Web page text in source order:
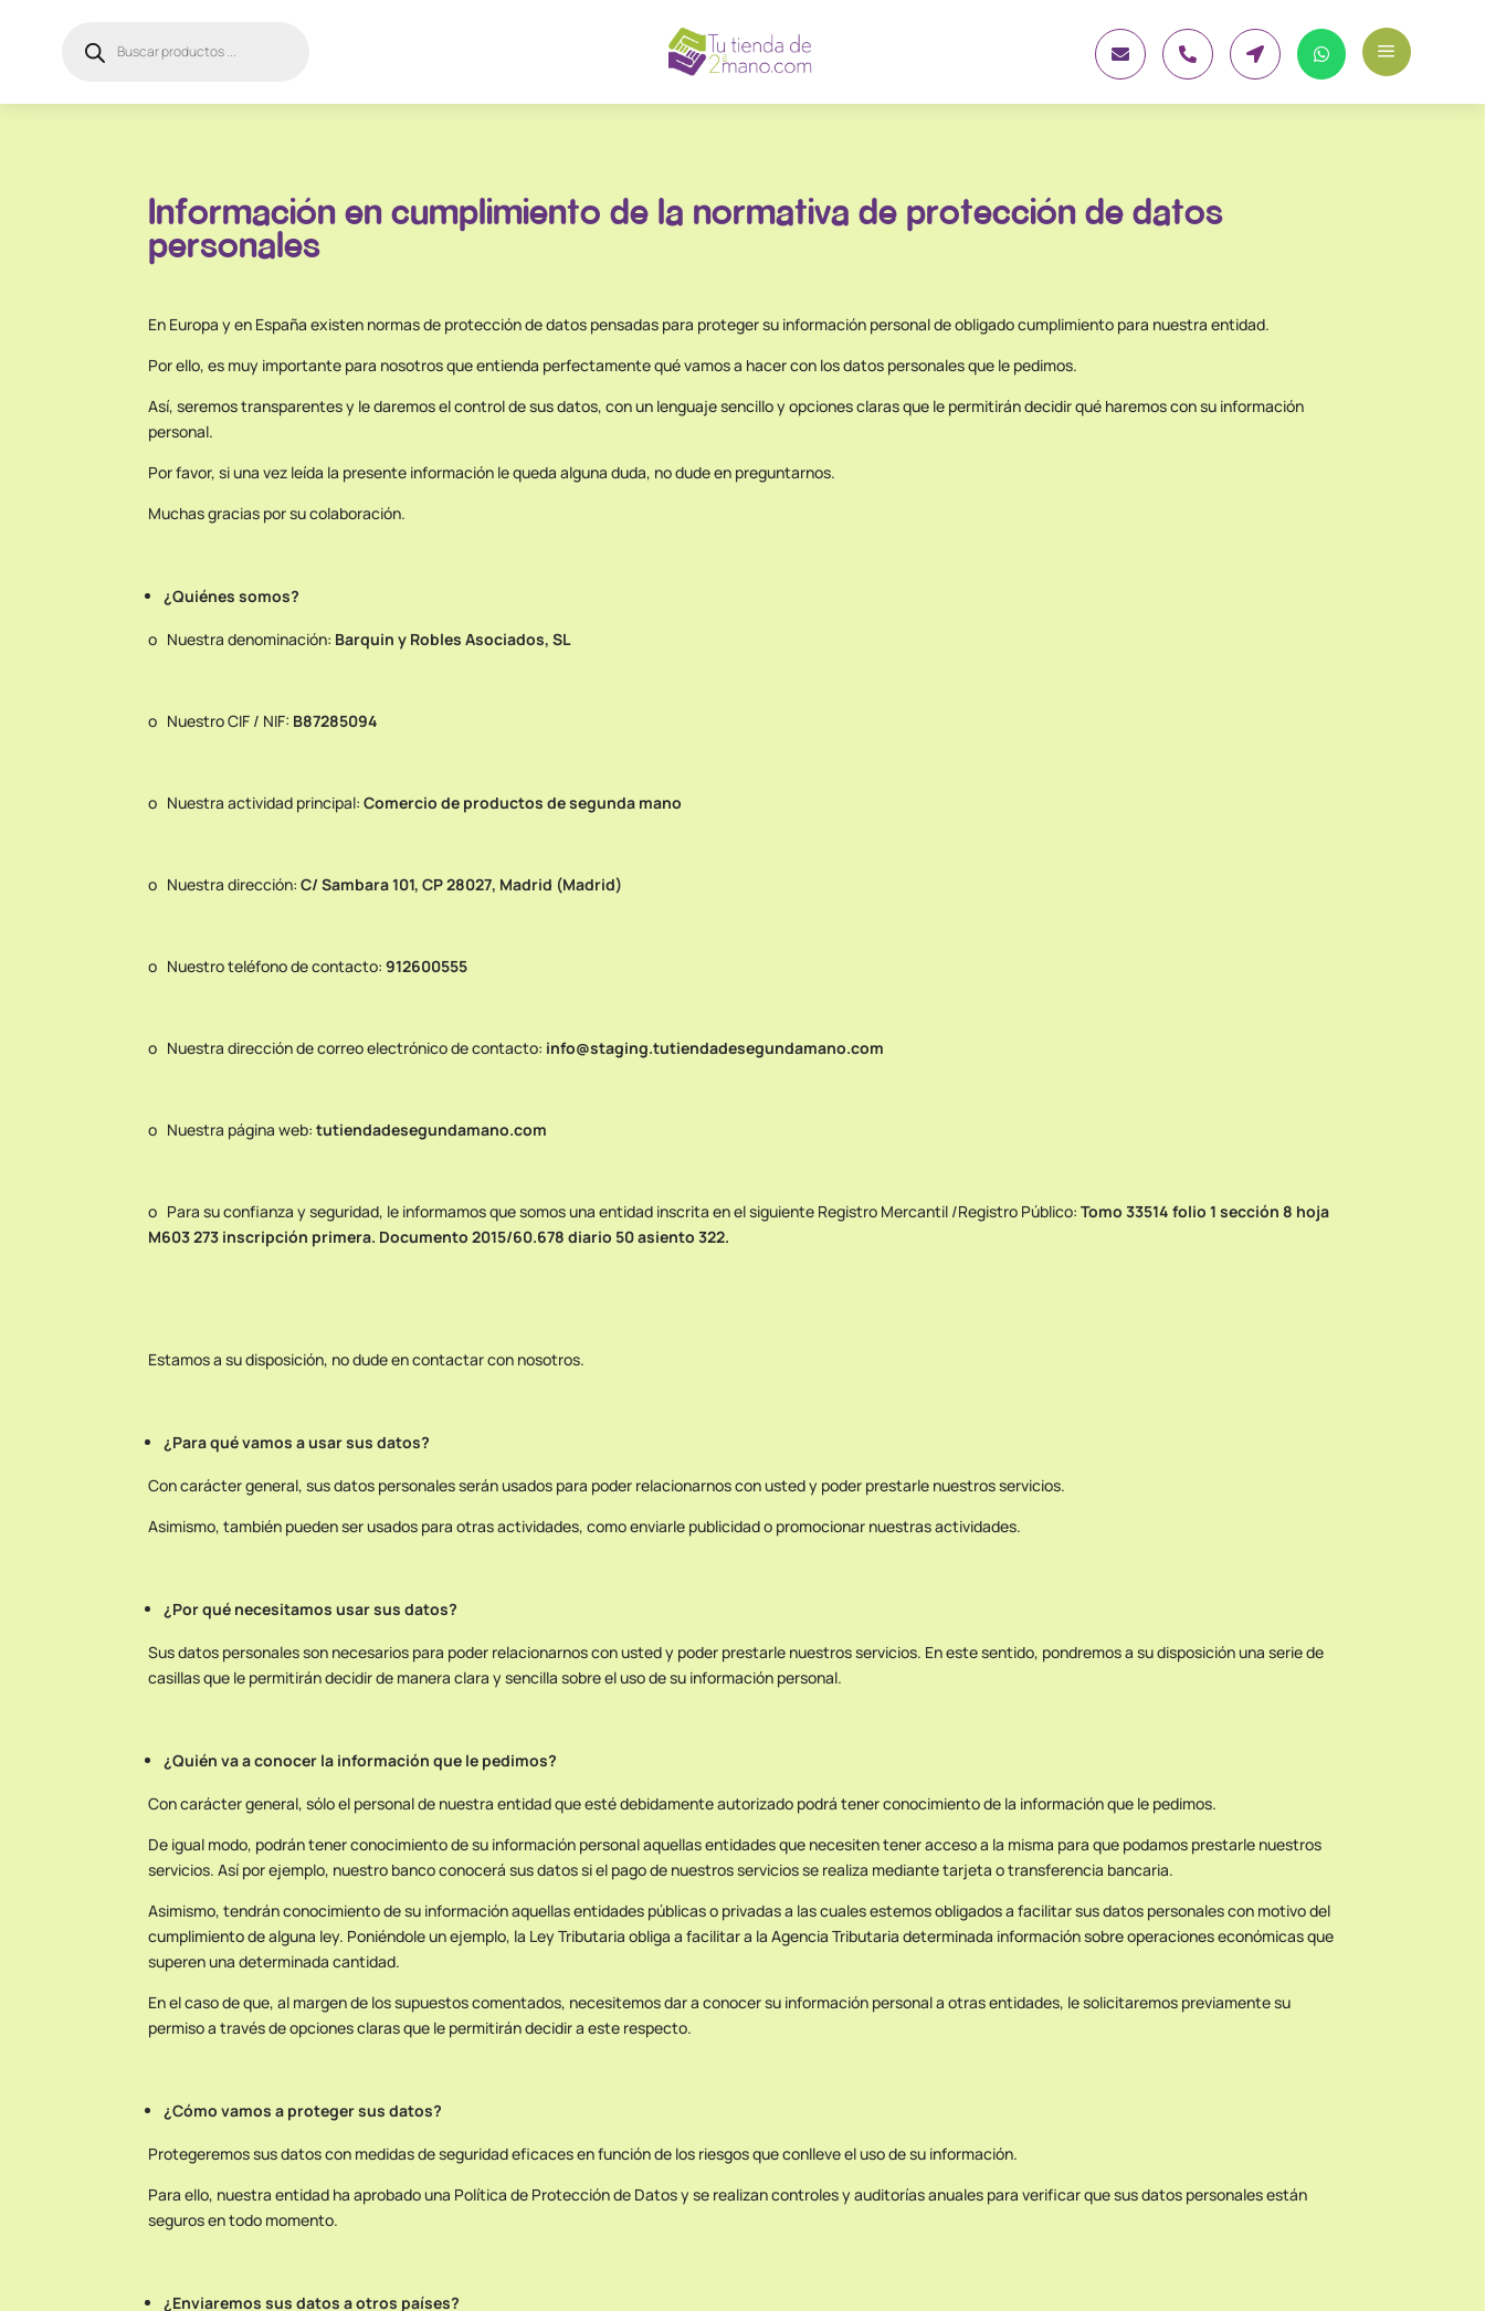
productos     a
Información en cumplimiento de la normativa de protección de datos
personales
En Europa y en España existen normas de protección de datos pensadas para proteger su información personal de obligado cumplimiento para nuestra entidad.
Por ello, es muy importante para nosotros que entienda perfectamente qué vamos a hacer con los datos personales que le pedimos.
Así, seremos transparentes y le daremos el control de sus datos, con un lenguaje sencillo y opciones claras que le permitirán decidir qué haremos con su información
personal.
Por favor, si una vez leída la presente información le queda alguna duda, no dude en preguntarnos.
Muchas gracias por su colaboración.
¿Quiénes somos?
o Nuestra denominación: Barquin y Robles Asociados, SL
o Nuestro CIF / NIF: B87285094
o Nuestra actividad principal: Comercio de productos de segunda mano
o Nuestra dirección:C/ Sambara 101, CP 28027, Madrid (Madrid)
o Nuestro teléfono de contacto:912600555
o Nuestra dirección de correo electrónico de contacto: info@staging.tutiendadesegundamano.com
o Nuestra página web:tutiendadesegundamano.com
o Para su confianza y seguridad, le informamos que somos una entidad inscrita en el siguiente Registro Mercantil /Registro Público:Tomo 33514 folio 1 sección 8 hoja
M603 273 inscripción primera. Documento 2015/60.678 diario 50 asiento 322.
Estamos a su disposición, no dude en contactar con nosotros.
¿Para qué vamos a usar sus datos?
Con carácter general, sus datos personales serán usados para poder relacionarnos con usted y poder prestarle nuestros servicios.
Asimismo, también pueden ser usados para otras actividades, como enviarle publicidad o promocionar nuestras actividades.
¿Por qué necesitamos usar sus datos?
Sus datos personales son necesarios para poder relacionarnos con usted y poder prestarle nuestros servicios. En este sentido, pondremos a su disposición una serie de
casillas que le permitirán decidir de manera clara y sencilla sobre el uso de su información personal.
¿Quién va a conocer la información que le pedimos?
Con carácter general, sólo el personal de nuestra entidad que esté debidamente autorizado podrá tener conocimiento de la información que le pedimos.
De igual modo, podrán tener conocimiento de su información personal aquellas entidades que necesiten tener acceso a la misma para que podamos prestarle nuestros
servicios. Así por ejemplo, nuestro banco conocerá sus datos si el pago de nuestros servicios se realiza mediante tarjeta o transferencia bancaria.
Asimismo, tendrán conocimiento de su información aquellas entidades públicas o privadas a las cuales estemos obligados a facilitar sus datos personales con motivo del
cumplimiento de alguna ley. Poniéndole un ejemplo, la Ley Tributaria obliga a facilitar a la Agencia Tributaria determinada información sobre operaciones económicas que
superen una determinada cantidad.
En el caso de que, al margen de los supuestos comentados, necesitemos dar a conocer su información personal a otras entidades, le solicitaremos previamente su
permiso a través de opciones claras que le permitirán decidir a este respecto.
¿Cómo vamos a proteger sus datos?
Protegeremos sus datos con medidas de seguridad eficaces en función de los riesgos que conlleve el uso de su información.
Para ello, nuestra entidad ha aprobado una Política de Protección de Datos y se realizan controles y auditorías anuales para verificar que sus datos personales están
seguros en todo momento.
¿Enviaremos sus datos a otros países?